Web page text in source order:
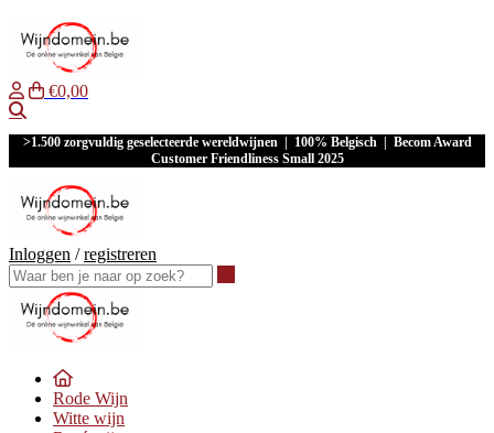
€0,00
>1.500 zorgvuldig geselecteerde wereldwijnen | 100% Belgisch | Becom Award
Customer Friendliness Small 2025
Inloggen /registreren
Rode Wijn
Witte wijn